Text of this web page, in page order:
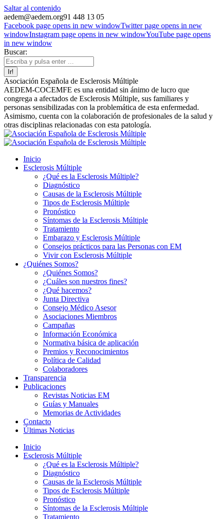
Saltar al contenido
aedem@aedem.org91 448 13 05
Facebook page opens in new windowTwitter page opens in new
windowInstagram page opens in new windowYouTube page opens
in new window
Buscar:
Asociación Española de Esclerosis Múltiple
AEDEM-COCEMFE es una entidad sin ánimo de lucro que
congrega a afectados de Esclerosis Múltiple, sus familiares y
personas sensibilizadas con la problemática de esta enfermedad.
Asimismo, cuenta con la colaboración de profesionales de la salud y
otras disciplinas relacionadas con esta patología.
Inicio
Esclerosis Múltiple
¿Qué es la Esclerosis Múltiple?
Diagnóstico
Causas de la Esclerosis Múltiple
Tipos de Esclerosis Múltiple
Pronóstico
Síntomas de la Esclerosis Múltiple
Tratamiento
Embarazo y Esclerosis Múltiple
Consejos prácticos para las Personas con EM
Vivir con Esclerosis Múltiple
¿Quiénes Somos?
¿Quiénes Somos?
¿Cuáles son nuestros fines?
¿Qué hacemos?
Junta Directiva
Consejo Médico Asesor
Asociaciones Miembros
Campañas
Información Económica
Normativa básica de aplicación
Premios y Reconocimientos
Política de Calidad
Colaboradores
Transparencia
Publicaciones
Revistas Noticias EM
Guías y Manuales
Memorias de Actividades
Contacto
Últimas Noticias
Inicio
Esclerosis Múltiple
¿Qué es la Esclerosis Múltiple?
Diagnóstico
Causas de la Esclerosis Múltiple
Tipos de Esclerosis Múltiple
Pronóstico
Síntomas de la Esclerosis Múltiple
Tratamiento